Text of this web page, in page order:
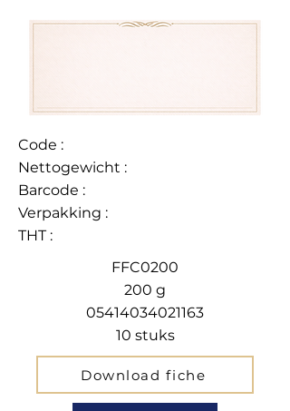
Code :
Nettogewicht :
Barcode :
Verpakking :
THT :
FFC0200
200 g
05414034021163
10 stuks
Download fiche